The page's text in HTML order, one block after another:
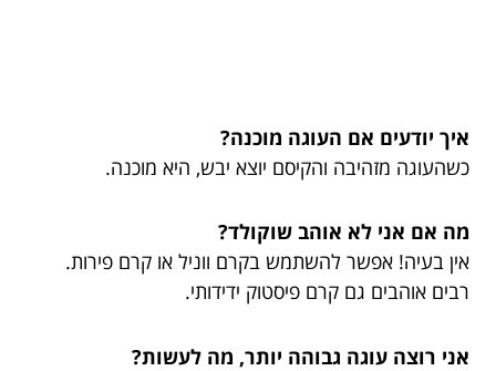
איך יודעים אם העוגה מוכנה?
כשהעוגה מזהיבה והקיסם יוצא יבש, היא מוכנה.
מה אם אני לא אוהב שוקולד?
אין בעיה! אפשר להשתמש בקרם ווניל או קרם פירות.
רבים אוהבים גם קרם פיסטוק ידידותי.
אני רוצה עוגה גבוהה יותר, מה לעשות?